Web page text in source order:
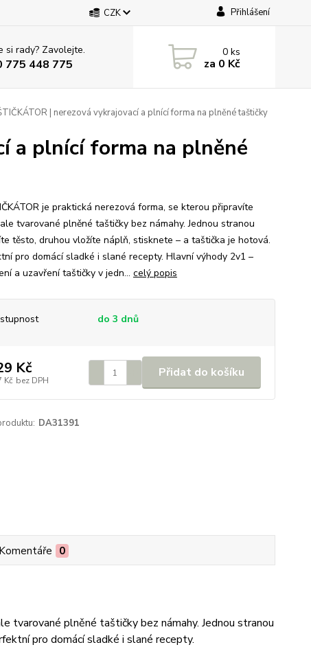
CZK Přihlášení
si rady? Zavolejte.
775 448 775
0ks
za 0 Kč
| nerezová vykrajovací a plnící forma na plněné taštičky
a plnící forma na plněné
je praktická nerezová forma, se kterou připravíte
tvarované plněné taštičky bez námahy. Jednou stranou
těsto, druhou vložíte náplň, stisknete – a taštička je hotová.
pro domácí sladké i slané recepty. Hlavní výhody 2v1 –
a uzavření taštičky v jedn... celý popis
do 3 dnů
Kč
Kč bez DPH
Přidat do košíku
DA31391
Komentáře 0
tvarované plněné taštičky bez námahy. Jednou stranou
pro domácí sladké i slané recepty.